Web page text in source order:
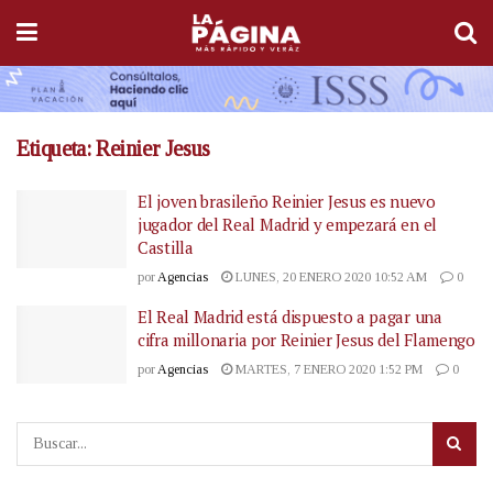
Etiqueta:Reinier Jesus
El joven brasileño Reinier Jesus es nuevo
jugador del Real Madrid y empezará en el
Castilla
por Agencias LUNES, 20 ENERO 2020 10:52 AM 0
El Real Madrid está dispuesto a pagar una
cifra millonaria por Reinier Jesus del Flamengo
por Agencias MARTES, 7 ENERO 2020 1:52 PM 0